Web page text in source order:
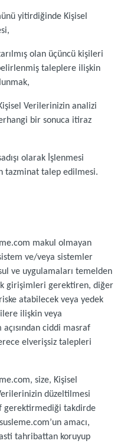
yitirdiğinde Kişisel
olan üçüncü kişileri
taleplere ilişkin
Verilerinizin analizi
bir sonuca itiraz
olarak İşlenmesi
tazminat talep edilmesi.
makul olmayan
ve/veya sistemler
ve uygulamaları temelden
girişimleri gerektiren, diğer
atabilecek veya yedek
ilişkin veya
ciddi masraf
elverişsiz talepleri
size, Kişisel
düzeltilmesi
gerektirmediği takdirde
amacı,
tahribattan koruyup